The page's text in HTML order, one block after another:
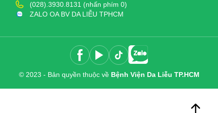
(028).3930.8131 (nhấn phím 0)
ZALO OA BV DA LIỄU TPHCM
© 2023 - Bản quyền thuộc về Bệnh Viện Da Liễu TP.HCM